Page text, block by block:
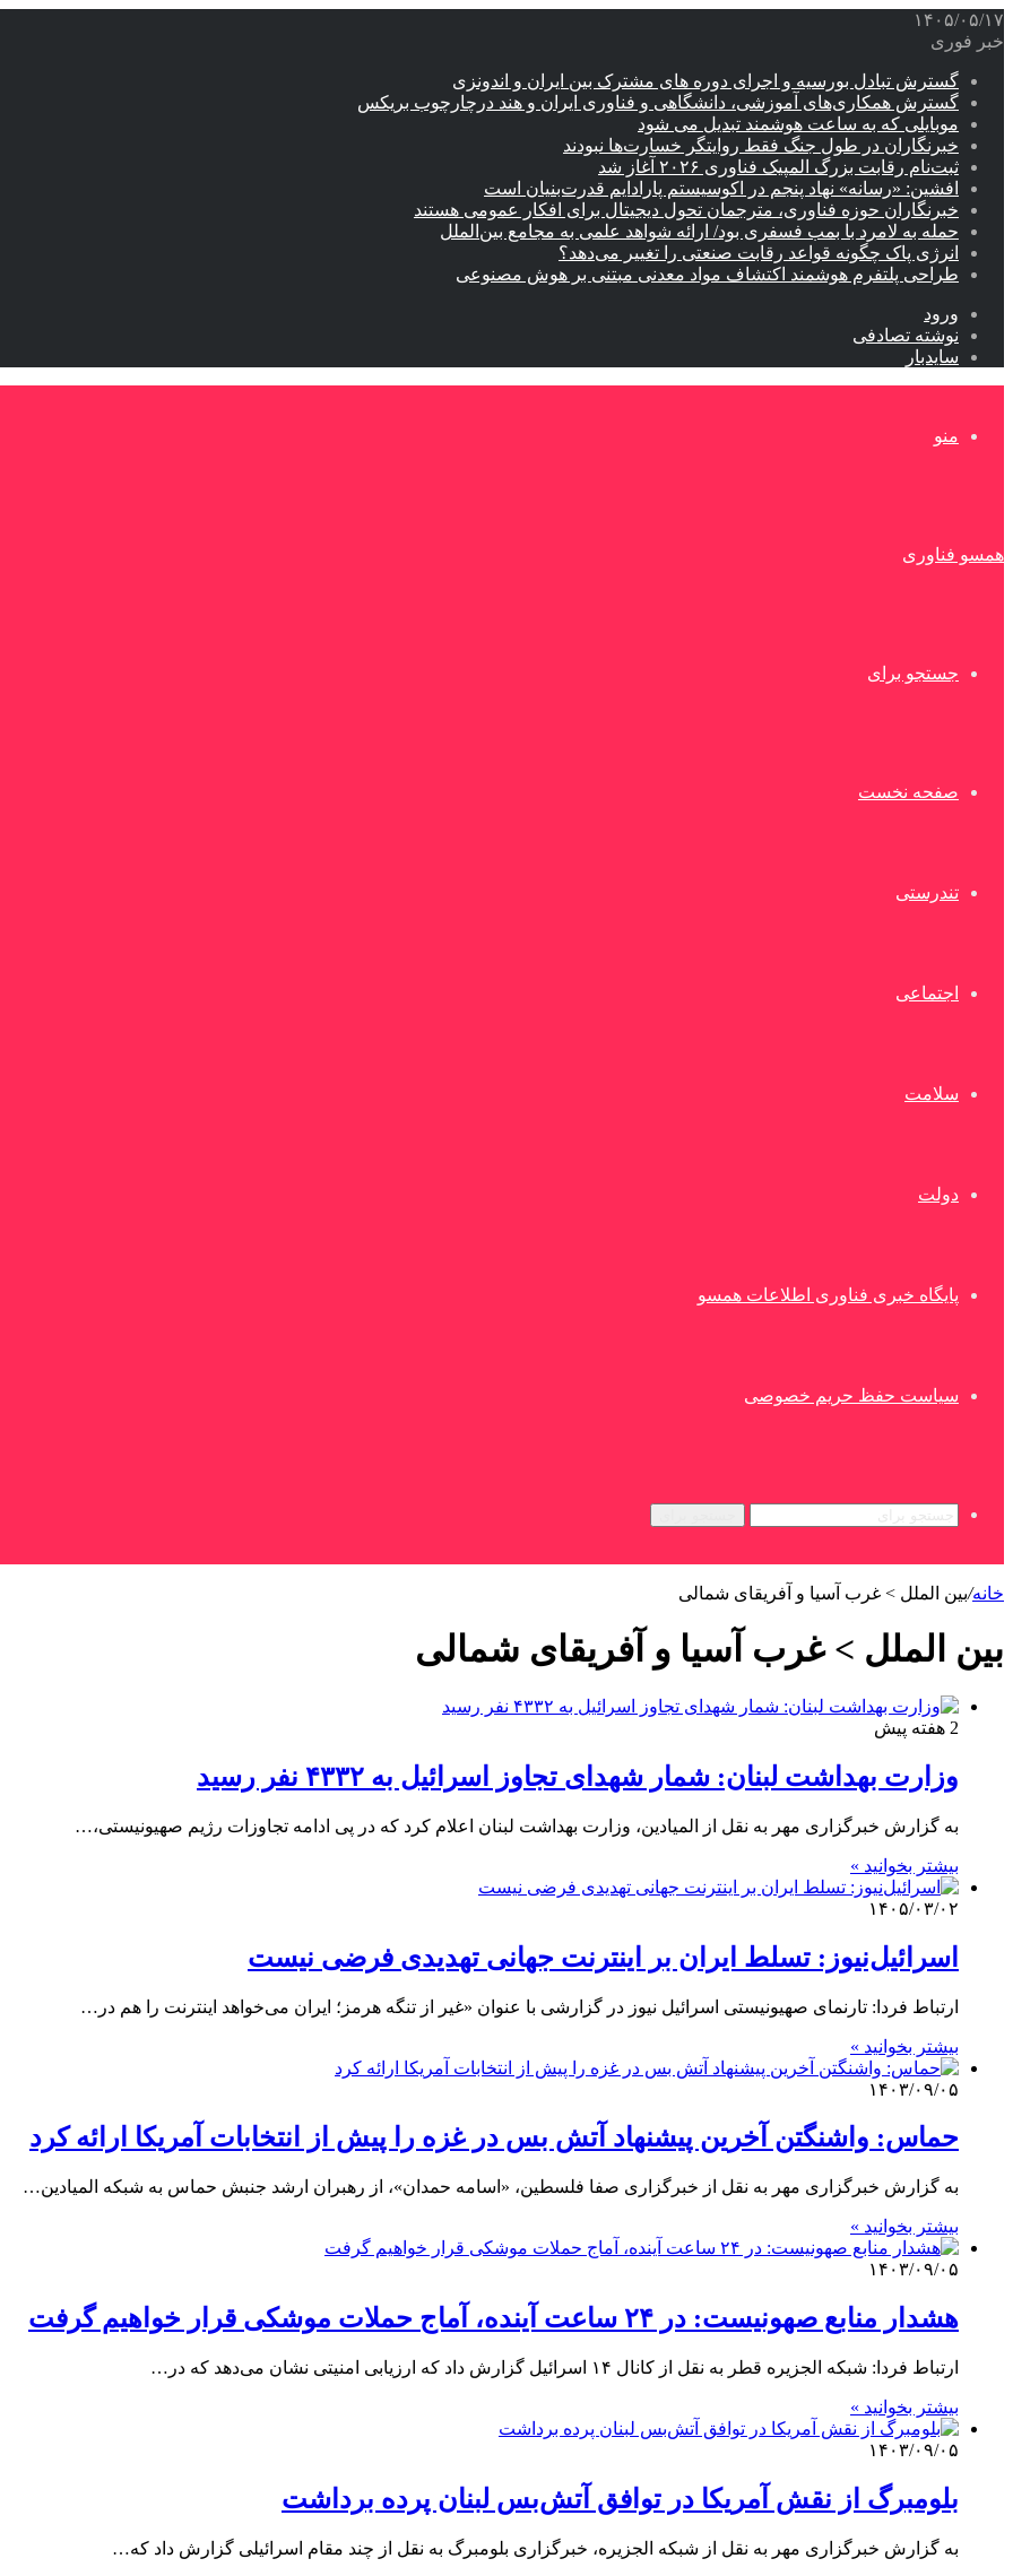
۱۴۰۵/۰۵/۱۷
خبر فوری
گسترش تبادل بورسیه و اجرای دوره های مشترک بین ایران و اندونزی
گسترش همکاری‌های آموزشی، دانشگاهی و فناوری ایران و هند درچارچوب بریکس
موبایلی که به ساعت هوشمند تبدیل می شود
خبرنگاران در طول جنگ فقط روایتگر خسارت‌ها نبودند
ثبت‌نام رقابت بزرگ المپیک فناوری ۲۰۲۶ آغاز شد
افشین: «رسانه» نهاد پنجم در اکوسیستم پارادایم قدرت‌بنیان است
خبرنگاران حوزه فناوری، مترجمان تحول دیجیتال برای افکار عمومی هستند
حمله به لامرد با بمب فسفری بود/ ارائه شواهد علمی به مجامع بین‌الملل
انرژی پاک چگونه قواعد رقابت صنعتی را تغییر می‌دهد؟
طراحی پلتفرم هوشمند اکتشاف مواد معدنی مبتنی بر هوش مصنوعی
ورود
نوشته تصادفی
سایدبار
منو
همسو فناوری
جستجو برای
صفحه نخست
تندرستی
اجتماعی
سلامت
دولت
پایگاه خبری فناوری اطلاعات همسو
سیاست حفظ حریم خصوصی
خانه/بین الملل > غرب آسیا و آفریقای شمالی
بین الملل > غرب آسیا و آفریقای شمالی
2 هفته پیش
وزارت بهداشت لبنان: شمار شهدای تجاوز اسرائیل به ۴۳۳۲ نفر رسید
به گزارش خبرگزاری مهر به نقل از المیادین، وزارت بهداشت لبنان اعلام کرد که در پی ادامه تجاوزات رژیم صهیونیستی،…
بیشتر بخوانید »
۱۴۰۵/۰۳/۰۲
اسرائیل‌نیوز: تسلط ایران بر اینترنت جهانی تهدیدی فرضی نیست
ارتباط فردا: تارنمای صهیونیستی اسرائیل نیوز در گزارشی با عنوان «غیر از تنگه هرمز؛ ایران می‌خواهد اینترنت را هم در…
بیشتر بخوانید »
۱۴۰۳/۰۹/۰۵
حماس: واشنگتن آخرین پیشنهاد آتش بس در غزه را پیش از انتخابات آمریکا ارائه کرد
به گزارش خبرگزاری مهر به نقل از خبرگزاری صفا فلسطین، «اسامه حمدان»، از رهبران ارشد جنبش حماس به شبکه المیادین…
بیشتر بخوانید »
۱۴۰۳/۰۹/۰۵
هشدار منابع صهونیست: در ۲۴ ساعت آینده، آماج حملات موشکی قرار خواهیم گرفت
ارتباط فردا: شبکه الجزیره قطر به نقل از کانال ۱۴ اسرائیل گزارش داد که ارزیابی امنیتی نشان می‌دهد که در…
بیشتر بخوانید »
۱۴۰۳/۰۹/۰۵
بلومبرگ از نقش آمریکا در توافق آتش‌بس لبنان پرده برداشت
به گزارش خبرگزاری مهر به نقل از شبکه الجزیره، خبرگزاری بلومبرگ به نقل از چند مقام اسرائیلی گزارش داد که…